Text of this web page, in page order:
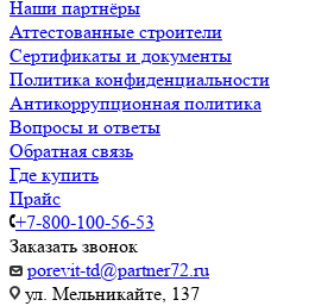
Наши партнёры
Аттестованные строители
Сертификаты и документы
Политика конфиденциальности
Антикоррупционная политика
Вопросы и ответы
Обратная связь
Где купить
Прайс
+7-800-100-56-53
Заказать звонок
porevit-td@partner72.ru
ул. Мельникайте, 137